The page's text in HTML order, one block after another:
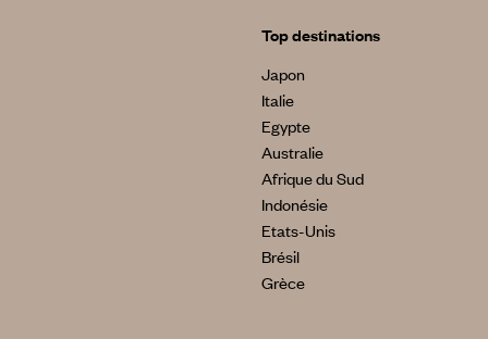
Top destinations
Japon
Italie
Egypte
Australie
Afrique du Sud
Indonésie
Etats-Unis
Brésil
Grèce